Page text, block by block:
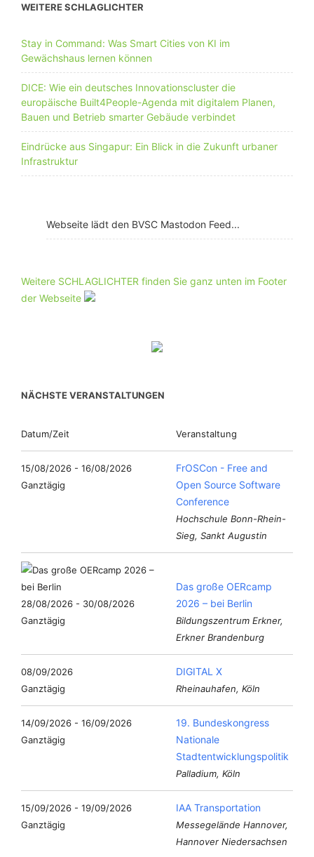
WEITERE SCHLAGLICHTER
Stay in Command: Was Smart Cities von KI im
Gewächshaus lernen können
DICE: Wie ein deutsches Innovationscluster die
europäische Built4People-Agenda mit digitalem Planen,
Bauen und Betrieb smarter Gebäude verbindet
Eindrücke aus Singapur: Ein Blick in die Zukunft urbaner
Infrastruktur
Webseite lädt den BVSC Mastodon Feed...
Weitere SCHLAGLICHTER finden Sie ganz unten im Footer
der Webseite
NÄCHSTE VERANSTALTUNGEN
Datum/Zeit Veranstaltung
15/08/2026 - 16/08/2026
Ganztägig
FrOSCon - Free and
Open Source Software
Conference
Hochschule Bonn-Rhein-
Sieg, Sankt Augustin
28/08/2026 - 30/08/2026
Ganztägig
Das große OERcamp
2026 – bei Berlin
Bildungszentrum Erkner,
Erkner Brandenburg
08/09/2026
Ganztägig
DIGITAL X
Rheinauhafen, Köln
14/09/2026 - 16/09/2026
Ganztägig
19. Bundeskongress
Nationale
Stadtentwicklungspolitik
Palladium, Köln
15/09/2026 - 19/09/2026
Ganztägig
IAA Transportation
Messegelände Hannover,
Hannover Niedersachsen